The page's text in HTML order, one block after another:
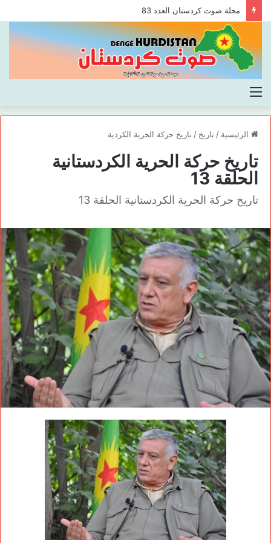
مجلة صوت كردستان العدد 83
القائمة
الرئيسية / تاريخ / تاريخ حركة الحرية الكردية
تاريخ حركة الحرية الكردستانية
الحلقة 13
تاريخ حركة الحرية الكردستانية الحلقة 13